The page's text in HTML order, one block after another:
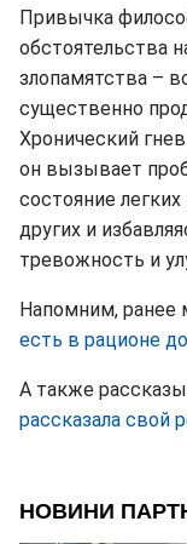
Привычка
обстоятельства
злопамятства –
существенно
Хронический
он вызывает
состояние
других и
тревожность и
Напомним, ранее
есть в рационе
А также
рассказала свой